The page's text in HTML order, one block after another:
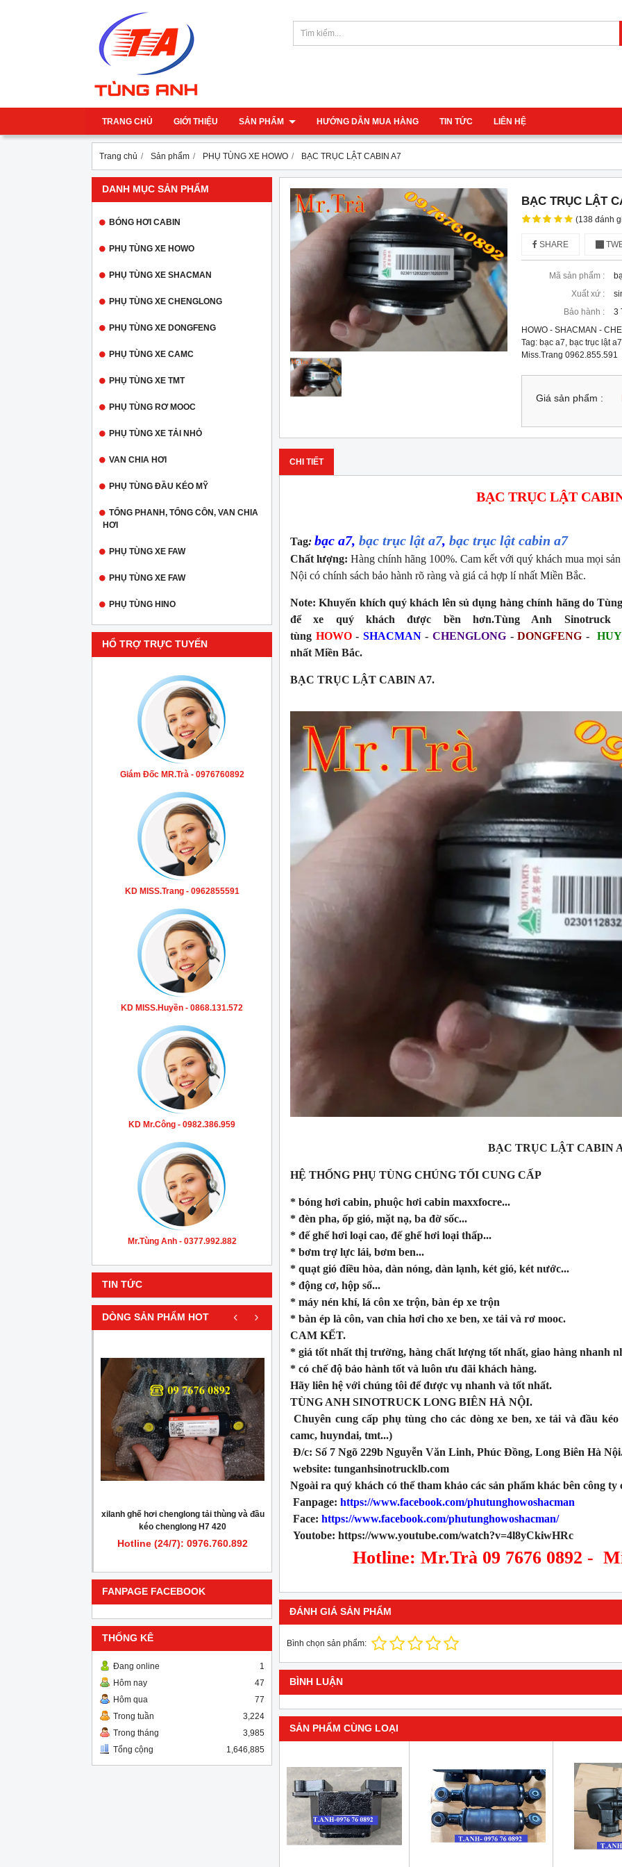
TRANG CHỦ GIỚI THIỆU SẢN PHẨM HƯỚNG DẪN MUA HÀNG TIN TỨC LIÊN HỆ
Trang chủ Sản phẩm PHỤ TÙNG XE HOWO BẠC TRỤC LẬT CABIN A7
DANH MỤC SẢN PHẨM
BÓNG HƠI CABIN
PHỤ TÙNG XE HOWO
PHỤ TÙNG XE SHACMAN
PHỤ TÙNG XE CHENGLONG
PHỤ TÙNG XE DONGFENG
PHỤ TÙNG XE CAMC
PHỤ TÙNG XE TMT
PHỤ TÙNG RƠ MOOC
PHỤ TÙNG XE TẢI NHỎ
VAN CHIA HƠI
PHỤ TÙNG ĐẦU KÉO MỸ
TỔNG PHANH, TỔNG CÔN, VAN CHIA
HƠI
PHỤ TÙNG XE FAW
PHỤ TÙNG XE FAW
PHỤ TÙNG HINO
HỔ TRỢ TRỰC TUYẾN
Giám Đốc MR.Trà - 0976760892
KD MISS.Trang - 0962855591
KD MISS.Huyền - 0868.131.572
KD Mr.Công - 0982.386.959
Mr.Tùng Anh - 0377.992.882
TIN TỨC
DÒNG SẢN PHẨM HOT
xilanh ghế hơi chenglong tải thùng và đầu
kéo chenglong H7 420
Hotline (24/7): 0976.760.892
Bóng hơi sau cabin chenglong
Hotline (24/7): 0976.760.892
LÁ CÔN HYUNDAI COUNTY BẢN 300, 14
RĂNG ÓC 35MM CHÍNH HNAGX
Hotline (24/7): 0976.760.892
‹ ›
FANPAGE FACEBOOK
THỐNG KÊ
Đang online
1
Hôm nay
47
Hôm qua
77
Trong tuần
3,224
Trong tháng
3,985
Tổng cộng
1,646,885
BẠC TRỤC LẬT
(138 đánh
SHARE
Mã sản phẩm :
Xuất xứ :
Bảo hành :
3
HOWO - SHACMAN -
Tag: bạc a7, bạc trục lật
Miss.Trang 0962.855.591
Giá sản phẩm :
CHI TIẾT
BẠC TRỤC LẬT
Tag: bạc a7, bạc trục lật a7, bạc trục lật cabin a7
Chất lượng: Hàng chính hãng 100%. Cam kết với quý khách mua mọi
Nội có chính sách bảo hành rõ ràng và giá cả hợp lí nhất Miền Bắc.
Note: Khuyến khích quý khách lên sủ dụng hàng chính hãng do
để xe quý khách được bền hơn.Tùng Anh
tùng HOWO- SHACMAN- CHENGLONG-DONGFENG -
nhất Miền Bắc.
BẠC TRỤC LẬT CABIN A7.
BẠC TRỤC LẬT CABIN
HỆ THỐNG PHỤ TÙNG CHÚNG TỐI CUNG CẤP
* bóng hơi cabin, phuộc hơi cabin maxxfocre...
* đèn pha, ốp gió, mặt nạ, ba đờ sốc...
* đế ghế hơi loại cao, đế ghế hơi loại thấp...
* bơm trợ lực lái, bơm ben...
* quạt gió điều hòa, dàn nóng, dàn lạnh, két gió, két nước...
* động cơ, hộp số...
* máy nén khí, lá côn xe trộn, bàn ép xe trộn
* bàn ép là côn, van chia hơi cho xe ben, xe tải và rơ mooc.
CAM KẾT.
* giá tốt nhất thị trường, hàng chất lượng tốt nhất, giao hàng nhanh
* có chế độ bảo hành tốt và luôn ưu đãi khách hàng.
Hãy liên hệ với chúng tôi để được vụ nhanh và tốt nhất.
TÙNG ANH SINOTRUCK LONG BIÊN HÀ NỘI.
Chuyên cung cấp phụ tùng cho các dòng xe ben, xe tải và đầu
camc, huyndai, tmt...)
Đ/c: Số 7 Ngõ 229b Nguyễn Văn Linh, Phúc Đồng, Long Biên Hà
website: tunganhsinotrucklb.com
Ngoài ra quý khách có thể tham khảo các sản phẩm khác bên công ty
Fanpage: https://www.facebook.com/phutunghowoshacman
Face: https://www.facebook.com/phutunghowoshacman/
Youtobe: https://www.youtube.com/watch?v=4l8yCkiwHRc
Hotline: Mr.Trà 09 7676 0892 -
ĐÁNH GIÁ SẢN PHẨM
Bình chọn sản phẩm:
BÌNH LUẬN
SẢN PHẨM CÙNG LOẠI